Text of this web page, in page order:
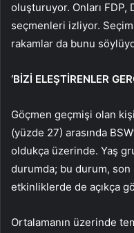
oluşturuyor. Onları FDP,
seçmenleri izliyor.
rakamlar da bunu
‘BİZİ ELEŞTİRENLER
Göçmen geçmişi olan
(yüzde 27) arasında
oldukça üzerinde. Yaş
durumda; bu durum,
etkinliklerde de açıkça
Ortalamanın üzerinde